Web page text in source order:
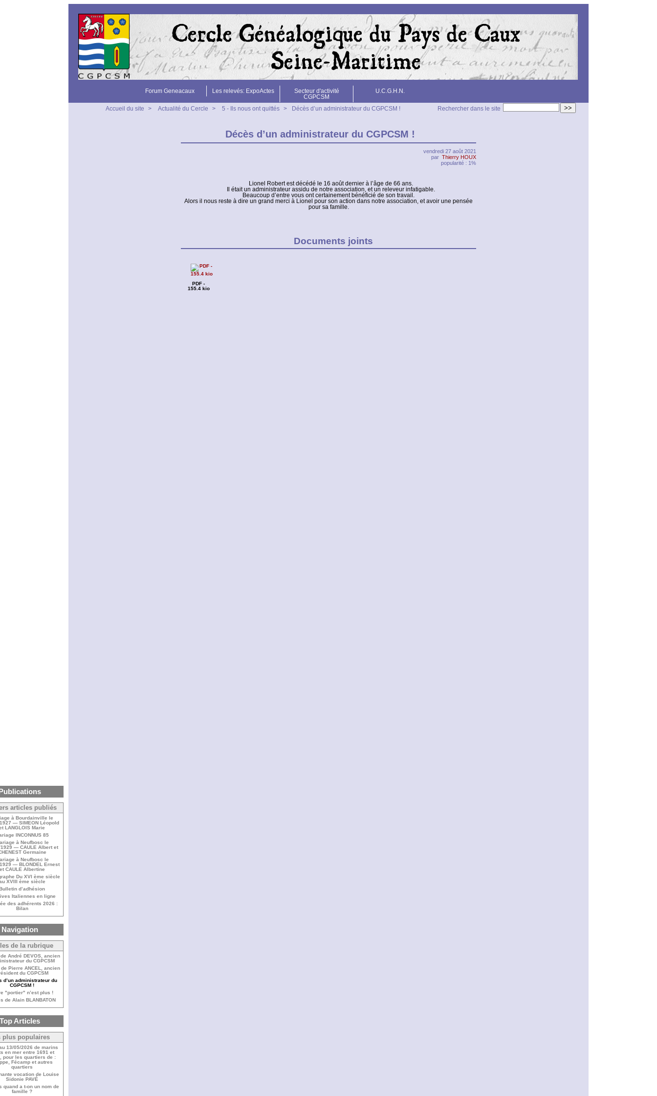
Forum Geneacaux Les relevés: ExpoActes
Secteur d'activité
CGPCSM
U.C.G.H.N.
>>
Rechercher dans le site
Accueil du site > Actualité du Cercle > 5 - Ils nous ont quittés > Décès d’un administrateur du CGPCSM !
Décès d’un administrateur du CGPCSM !
vendredi 27 août 2021
par Thierry HOUX
popularité : 1%
Lionel Robert est décédé le 16 août dernier à l’âge de 66 ans.
Il était un administrateur assidu de notre association, et un releveur infatigable.
Beaucoup d’entre vous ont certainement bénéficié de son travail.
Alors il nous reste à dire un grand merci à Lionel pour son action dans notre association, et avoir une pensée
pour sa famille.
Documents joints
PDF -
155.4 kio
articles publiés
à Bourdainville le
— SIMEON Léopold
LANGLOIS Marie
INCONNUS 85
à Neufbosc le
— CAULE Albert et
Germaine
à Neufbosc le
— BLONDEL Ernest
CAULE Albertine
Du XVI ème siècle
XVIII ème siècle
d’adhésion
Italiennes en ligne
des adhérents 2026 :
Bilan
Navigation
de la rubrique
André DEVOS, ancien
du CGPCSM
Pierre ANCEL, ancien
du CGPCSM
d’un administrateur du
CGPCSM !
"portier" n’est plus !
de Alain BLANBATON
Articles
plus populaires
13/05/2026 de marins
en mer entre 1691 et
pour les quartiers de :
Fécamp et autres
quartiers
vocation de Louise
Sidonie PAVÉ
quand a t-on un nom de
famille ?